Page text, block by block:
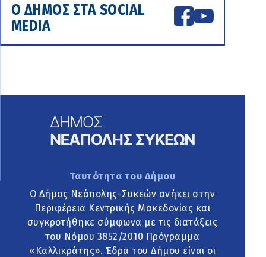
Ο ΔΗΜΟΣ ΣΤΑ SOCIAL
MEDIA
Ταυτότητα του Δήμου
Ο Δήμος Νεάπολης-Συκεών ανήκει στην
Περιφέρεια Κεντρικής Μακεδονίας και
συγκροτήθηκε σύμφωνα με τις διατάξεις
του Νόμου 3852/2010 Πρόγραμμα
«Καλλικράτης». Έδρα του Δήμου είναι οι